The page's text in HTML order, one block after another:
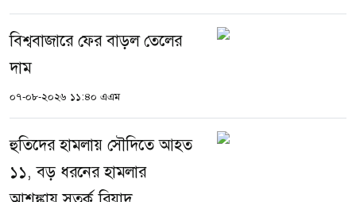
বিশ্ববাজারে ফের বাড়ল তেলের
দাম
০৭-০৮-২০২৬ ১১:৪০ এএম
হুতিদের হামলায় সৌদিতে আহত
১১, বড় ধরনের হামলার